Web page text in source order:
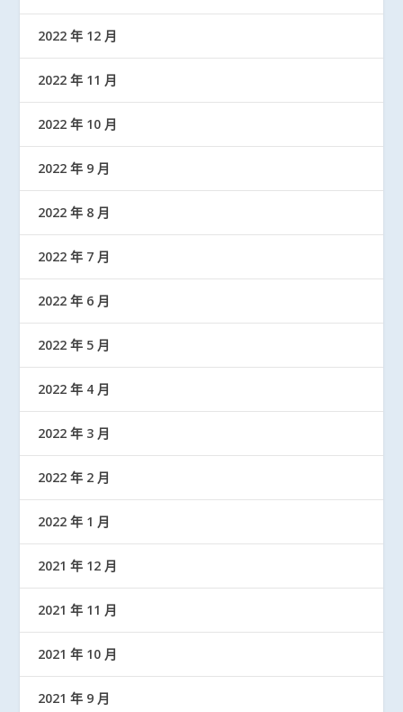
2022 年 12 月
2022 年 11 月
2022 年 10 月
2022 年 9 月
2022 年 8 月
2022 年 7 月
2022 年 6 月
2022 年 5 月
2022 年 4 月
2022 年 3 月
2022 年 2 月
2022 年 1 月
2021 年 12 月
2021 年 11 月
2021 年 10 月
2021 年 9 月